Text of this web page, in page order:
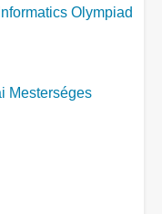
Olympiad
Mesterséges